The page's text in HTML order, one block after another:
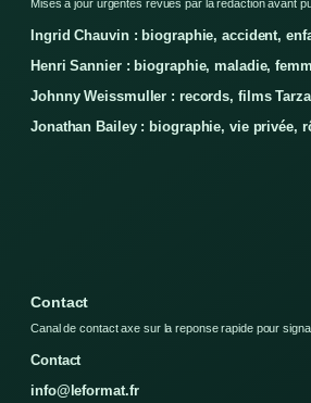
Mises a jour urgentes revues par la redaction avant
Ingrid Chauvin : biographie, accident,
Henri Sannier : biographie, maladie,
Johnny Weissmuller : records, films
Jonathan Bailey : biographie, vie privée,
Contact
Canal de contact axe sur la reponse rapide pour
Contact
info@leformat.fr